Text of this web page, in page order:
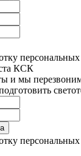
КСК
и мы